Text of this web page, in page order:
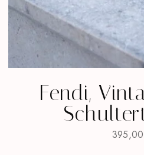
Fendi,
395,00